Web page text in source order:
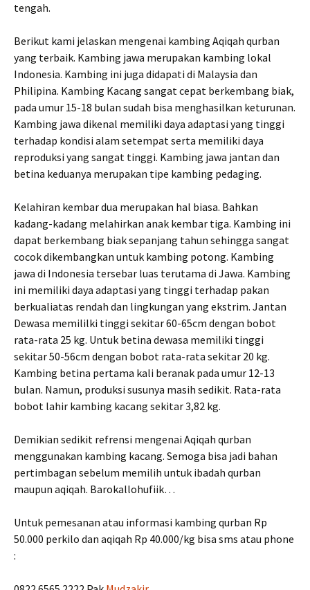
tengah.
Berikut kami jelaskan mengenai kambing Aqiqah qurban
yang terbaik. Kambing jawa merupakan kambing lokal
Indonesia. Kambing ini juga didapati di Malaysia dan
Philipina. Kambing Kacang sangat cepat berkembang biak,
pada umur 15-18 bulan sudah bisa menghasilkan keturunan.
Kambing jawa dikenal memiliki daya adaptasi yang tinggi
terhadap kondisi alam setempat serta memiliki daya
reproduksi yang sangat tinggi. Kambing jawa jantan dan
betina keduanya merupakan tipe kambing pedaging.
Kelahiran kembar dua merupakan hal biasa. Bahkan
kadang-kadang melahirkan anak kembar tiga. Kambing ini
dapat berkembang biak sepanjang tahun sehingga sangat
cocok dikembangkan untuk kambing potong. Kambing
jawa di Indonesia tersebar luas terutama di Jawa. Kambing
ini memiliki daya adaptasi yang tinggi terhadap pakan
berkualiatas rendah dan lingkungan yang ekstrim. Jantan
Dewasa memililki tinggi sekitar 60-65cm dengan bobot
rata-rata 25 kg. Untuk betina dewasa memiliki tinggi
sekitar 50-56cm dengan bobot rata-rata sekitar 20 kg.
Kambing betina pertama kali beranak pada umur 12-13
bulan. Namun, produksi susunya masih sedikit. Rata-rata
bobot lahir kambing kacang sekitar 3,82 kg.
Demikian sedikit refrensi mengenai Aqiqah qurban
menggunakan kambing kacang. Semoga bisa jadi bahan
pertimbagan sebelum memilih untuk ibadah qurban
maupun aqiqah. Barokallohufiik…
Untuk pemesanan atau informasi kambing qurban Rp
50.000 perkilo dan aqiqah Rp 40.000/kg bisa sms atau phone
: